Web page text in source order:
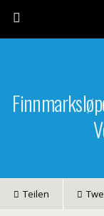
Teilen